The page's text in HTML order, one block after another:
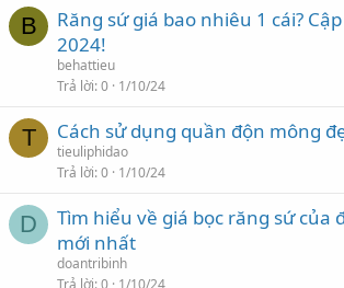
B
Răng sứ giá bao nhiêu 1 cái?
2024!
behattieu
Trả lời 0 1/10/24
T Cách sử dụng quần độn mông
tieuliphidao
Trả lời 0 1/10/24
D
Tìm hiểu về giá bọc răng sứ của
mới nhất
doantribinh
Trả lời 0 1/10/24